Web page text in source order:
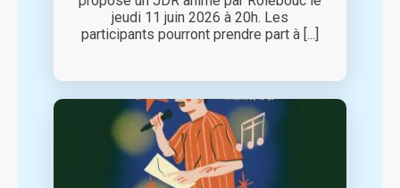
jeudi 11 juin 2026 à 20h. Les
participants pourront prendre part à [...]